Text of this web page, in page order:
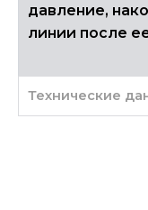
давление,
линии после
Технические